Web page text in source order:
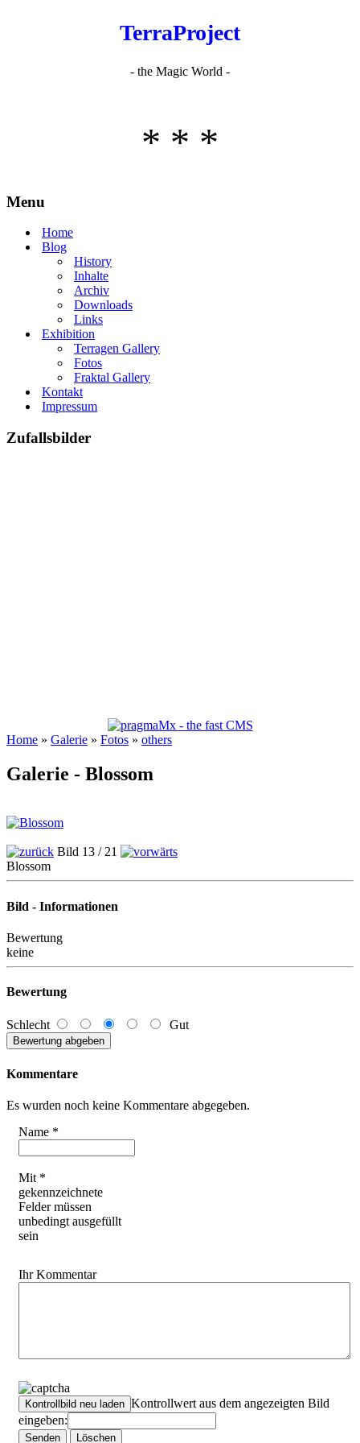
TerraProject
- the Magic World -
* * *
Menu
Home
Blog
History
Inhalte
Archiv
Downloads
Links
Exhibition
Terragen Gallery
Fotos
Fraktal Gallery
Kontakt
Impressum
Zufallsbilder
Home » Galerie » Fotos » others
Galerie - Blossom
Bild 13 / 21
Blossom
Bild - Informationen
Bewertung
keine
Bewertung
Schlecht Gut
Kommentare
Es wurden noch keine Kommentare abgegeben.
Name *
Mit *
gekennzeichnete
Felder müssen
unbedingt ausgefüllt
sein
Ihr Kommentar
Kontrollwert aus dem angezeigten Bild
eingeben: